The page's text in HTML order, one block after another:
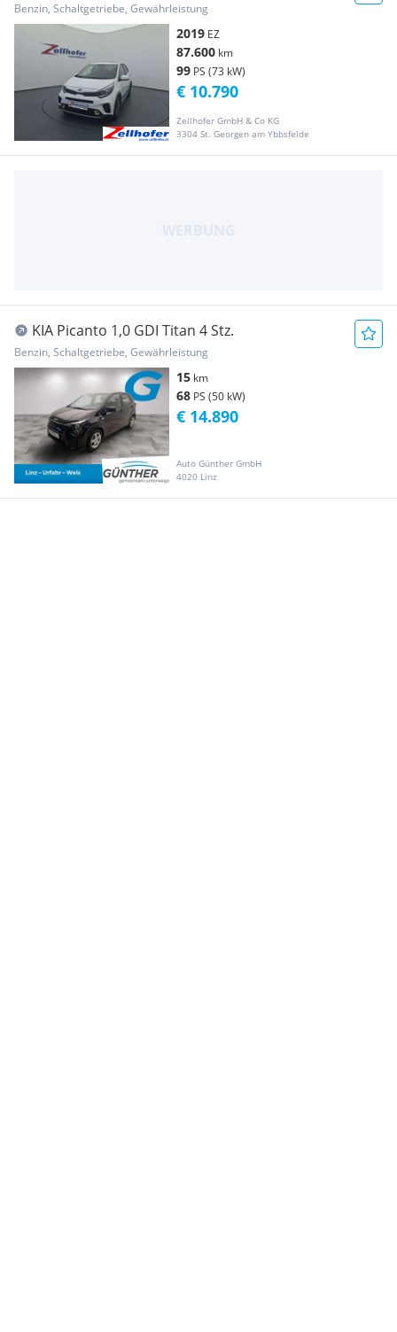
Benzin, Schaltgetriebe, Gewährleistung
2019 EZ
87.600 km
99 PS (73 kW)
Zellhofer GmbH & Co KG
3304 St. Georgen am Ybbsfelde
€ 10.790
KIA Picanto 1,0 GDI Titan 4 Stz.
Benzin, Schaltgetriebe, Gewährleistung
15 km
68 PS (50 kW)
Auto Günther GmbH
4020 Linz
€ 14.890